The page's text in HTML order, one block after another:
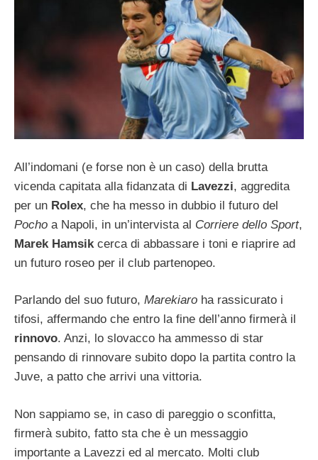
All’indomani (e forse non è un caso) della brutta
vicenda capitata alla fidanzata di Lavezzi, aggredita
per un Rolex, che ha messo in dubbio il futuro del
Pocho a Napoli, in un’intervista al Corriere dello Sport,
Marek Hamsikcerca di abbassare i toni e riaprire ad
un futuro roseo per il club partenopeo.
Parlando del suo futuro, Marekiaro ha rassicurato i
tifosi, affermando che entro la fine dell’anno firmerà il
rinnovo. Anzi, lo slovacco ha ammesso di star
pensando di rinnovare subito dopo la partita contro la
Juve, a patto che arrivi una vittoria.
Non sappiamo se, in caso di pareggio o sconfitta,
firmerà subito, fatto sta che è un messaggio
importante a Lavezzi ed al mercato. Molti club